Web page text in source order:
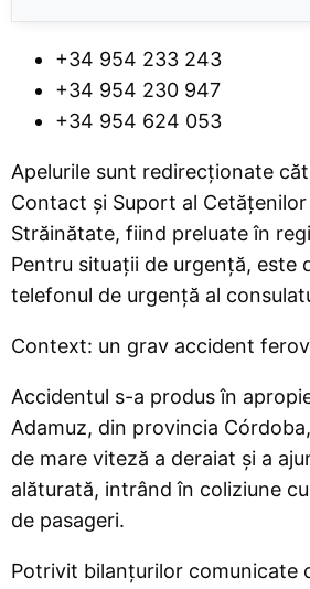
+34 954 233 243
+34 954 230 947
+34 954 624 053
Apelurile sunt redirecționate
Contact și Suport al Cetățenilor
Străinătate, fiind preluate în
Pentru situații de urgență, este
telefonul de urgență al
Context: un grav accident
Accidentul s-a produs în
Adamuz, din provincia
de mare viteză a deraiat și a
alăturată, intrând în coliziune
de pasageri.
Potrivit bilanțurilor comunicate